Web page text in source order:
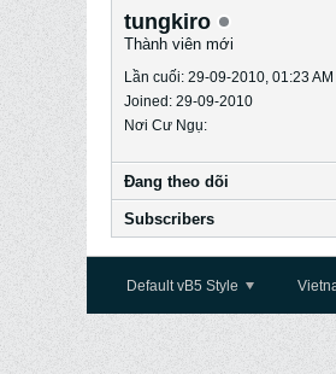
tungkiro
Thành viên mới
Lần cuối: 29-09-2010, 01:23 AM
Joined: 29-09-2010
Nơi Cư Ngụ:
Ðang theo dõi
Subscribers
Default vB5 Style